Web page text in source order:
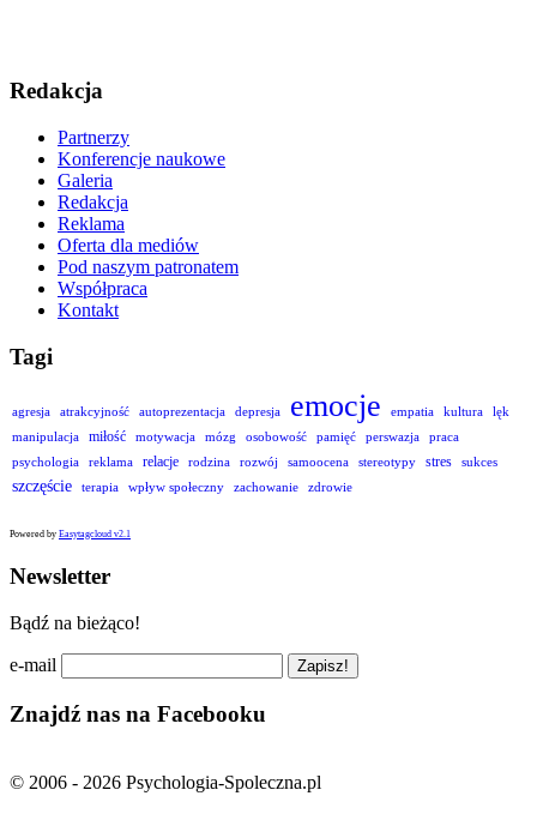
Redakcja
Partnerzy
Konferencje naukowe
Galeria
Redakcja
Reklama
Oferta dla mediów
Pod naszym patronatem
Współpraca
Kontakt
Tagi
agresja atrakcyjność autoprezentacja depresja emocje empatia kultura
lęk
manipulacja
miłość motywacja mózg osobowość pamięć perswazja
praca
psychologia
reklama relacje rodzina rozwój samoocena stereotypy stres sukces
szczęście terapia wpływ społeczny zachowanie zdrowie
Powered by Easytagcloud v2.1
Newsletter
Bądź na bieżąco!
e-mail
Znajdź nas na Facebooku
© 2006 - 2026 Psychologia-Spoleczna.pl